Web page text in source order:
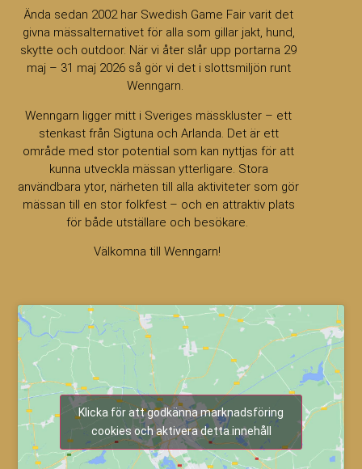
Ända sedan 2002 har Swedish Game Fair varit det
givna mässalternativet för alla som gillar jakt, hund,
skytte och outdoor. När vi åter slår upp portarna 29
maj – 31 maj 2026 så gör vi det i slottsmiljön runt
Wenngarn.
Wenngarn ligger mitt i Sveriges mässkluster – ett
stenkast från Sigtuna och Arlanda. Det är ett
område med stor potential som kan nyttjas för att
kunna utveckla mässan ytterligare. Stora
användbara ytor, närheten till alla aktiviteter som gör
mässan till en stor folkfest – och en attraktiv plats
för både utställare och besökare.
Välkomna till Wenngarn!
Klicka för att godkänna marknadsföring
cookies och aktivera detta innehåll